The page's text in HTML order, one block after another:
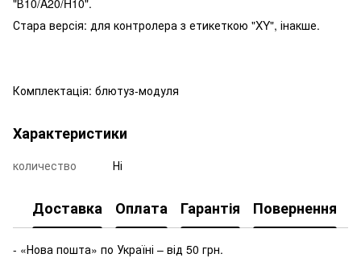
Стара версія: для контролера з етикеткою "XY", інакше.
Комплектація: блютуз-модуля
Характеристики
количество Ні
Доставка Оплата Гарантія Повернення
- «Нова пошта» по Україні – від 50 грн.